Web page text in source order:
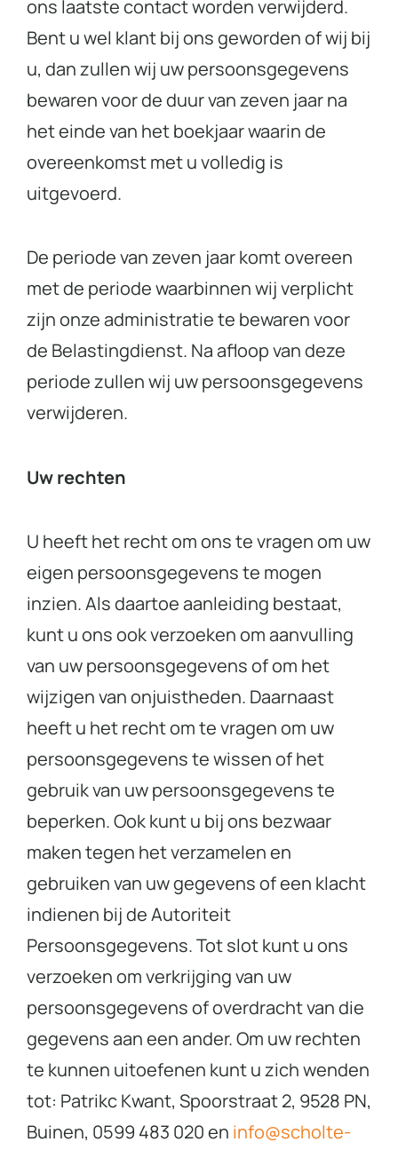
ons laatste contact worden verwijderd.
Bent u wel klant bij ons geworden of wij bij
u, dan zullen wij uw persoonsgegevens
bewaren voor de duur van zeven jaar na
het einde van het boekjaar waarin de
overeenkomst met u volledig is
uitgevoerd.
De periode van zeven jaar komt overeen
met de periode waarbinnen wij verplicht
zijn onze administratie te bewaren voor
de Belastingdienst. Na afloop van deze
periode zullen wij uw persoonsgegevens
verwijderen.
Uw rechten
U heeft het recht om ons te vragen om uw
eigen persoonsgegevens te mogen
inzien. Als daartoe aanleiding bestaat,
kunt u ons ook verzoeken om aanvulling
van uw persoonsgegevens of om het
wijzigen van onjuistheden. Daarnaast
heeft u het recht om te vragen om uw
persoonsgegevens te wissen of het
gebruik van uw persoonsgegevens te
beperken. Ook kunt u bij ons bezwaar
maken tegen het verzamelen en
gebruiken van uw gegevens of een klacht
indienen bij de Autoriteit
Persoonsgegevens. Tot slot kunt u ons
verzoeken om verkrijging van uw
persoonsgegevens of overdracht van die
gegevens aan een ander. Om uw rechten
te kunnen uitoefenen kunt u zich wenden
tot: Patrikc Kwant, Spoorstraat 2, 9528 PN,
Buinen, 0599 483 020 en info@scholte-